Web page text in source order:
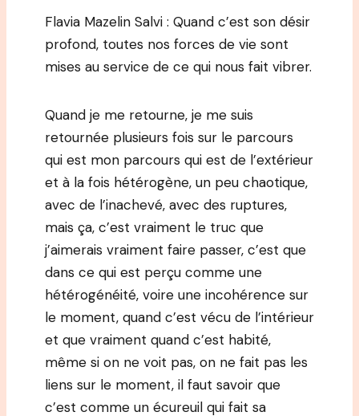
Flavia Mazelin Salvi : Quand c’est son désir
profond, toutes nos forces de vie sont
mises au service de ce qui nous fait vibrer.
Quand je me retourne, je me suis
retournée plusieurs fois sur le parcours
qui est mon parcours qui est de l’extérieur
et à la fois hétérogène, un peu chaotique,
avec de l’inachevé, avec des ruptures,
mais ça, c’est vraiment le truc que
j’aimerais vraiment faire passer, c’est que
dans ce qui est perçu comme une
hétérogénéité, voire une incohérence sur
le moment, quand c’est vécu de l’intérieur
et que vraiment quand c’est habité,
même si on ne voit pas, on ne fait pas les
liens sur le moment, il faut savoir que
c’est comme un écureuil qui fait sa